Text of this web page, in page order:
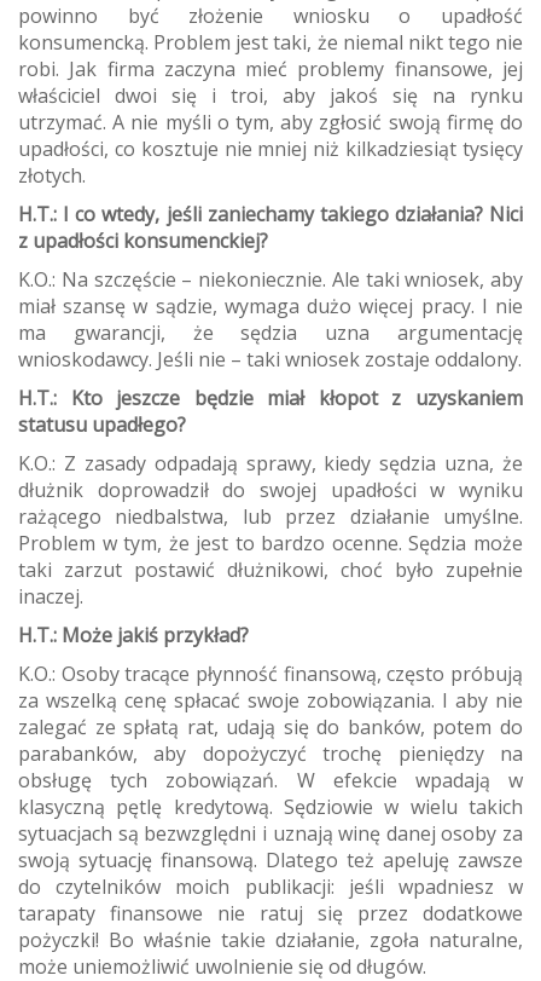
powinno być złożenie wniosku o upadłość
konsumencką. Problem jest taki, że niemal nikt tego nie
robi. Jak firma zaczyna mieć problemy finansowe, jej
właściciel dwoi się i troi, aby jakoś się na rynku
utrzymać. A nie myśli o tym, aby zgłosić swoją firmę do
upadłości, co kosztuje nie mniej niż kilkadziesiąt tysięcy
złotych.
H.T.: I co wtedy, jeśli zaniechamy takiego działania? Nici
z upadłości konsumenckiej?
K.O.: Na szczęście – niekoniecznie. Ale taki wniosek, aby
miał szansę w sądzie, wymaga dużo więcej pracy. I nie
ma gwarancji, że sędzia uzna argumentację
wnioskodawcy. Jeśli nie – taki wniosek zostaje oddalony.
H.T.: Kto jeszcze będzie miał kłopot z uzyskaniem
statusu upadłego?
K.O.: Z zasady odpadają sprawy, kiedy sędzia uzna, że
dłużnik doprowadził do swojej upadłości w wyniku
rażącego niedbalstwa, lub przez działanie umyślne.
Problem w tym, że jest to bardzo ocenne. Sędzia może
taki zarzut postawić dłużnikowi, choć było zupełnie
inaczej.
H.T.: Może jakiś przykład?
K.O.: Osoby tracące płynność finansową, często próbują
za wszelką cenę spłacać swoje zobowiązania. I aby nie
zalegać ze spłatą rat, udają się do banków, potem do
parabanków, aby dopożyczyć trochę pieniędzy na
obsługę tych zobowiązań. W efekcie wpadają w
klasyczną pętlę kredytową. Sędziowie w wielu takich
sytuacjach są bezwzględni i uznają winę danej osoby za
swoją sytuację finansową. Dlatego też apeluję zawsze
do czytelników moich publikacji: jeśli wpadniesz w
tarapaty finansowe nie ratuj się przez dodatkowe
pożyczki! Bo właśnie takie działanie, zgoła naturalne,
może uniemożliwić uwolnienie się od długów.